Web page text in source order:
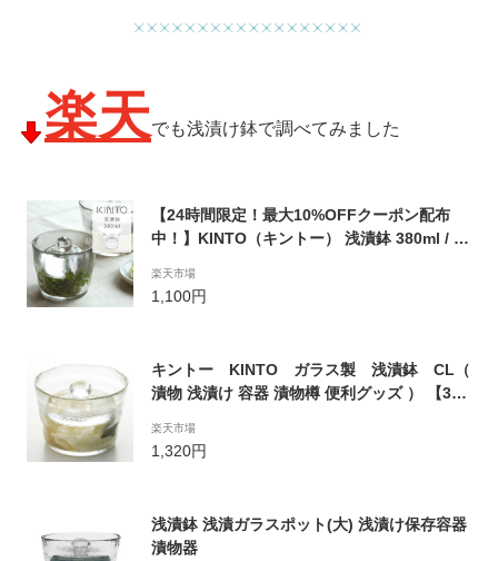
楽天でも浅漬け鉢で調べてみました
【24時間限定！最大10%OFFクーポン配布
中！】KINTO（キントー） 浅漬鉢 380ml / 漬
ス 透明 重石 ミニサイズ 小さい 食器洗浄機対
応 食洗機対応 簡単 漬物入れ 容器 保存容器
楽天市場
1,100円
キントー KINTO ガラス製 浅漬鉢 CL（
漬物 浅漬け 容器 漬物樽 便利グッズ ） 【398
楽天市場
1,320円
浅漬鉢 浅漬ガラスポット(大) 浅漬け保存容器
漬物器